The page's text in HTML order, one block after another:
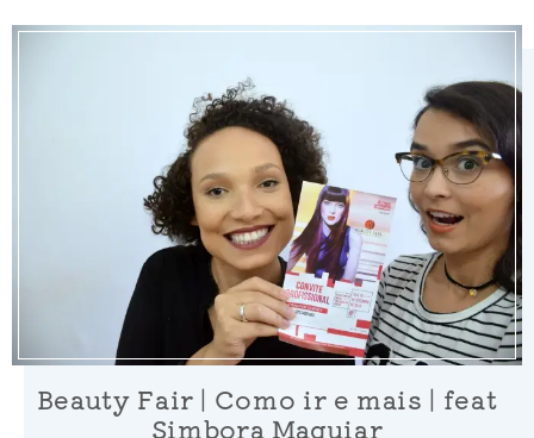
Beauty Fair | Como ir e mais | feat
Simbora Maquiar